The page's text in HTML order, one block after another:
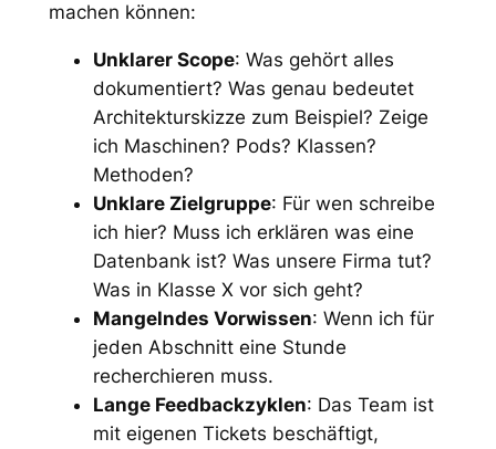
machen können:
Unklarer Scope: Was gehört alles
dokumentiert? Was genau bedeutet
Architekturskizze zum Beispiel? Zeige
ich Maschinen? Pods? Klassen?
Methoden?
Unklare Zielgruppe: Für wen schreibe
ich hier? Muss ich erklären was eine
Datenbank ist? Was unsere Firma tut?
Was in Klasse X vor sich geht?
Mangelndes Vorwissen: Wenn ich für
jeden Abschnitt eine Stunde
recherchieren muss.
Lange Feedbackzyklen: Das Team ist
mit eigenen Tickets beschäftigt,